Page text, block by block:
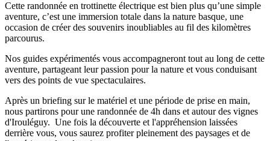
Cette randonnée en trottinette électrique est bien plus qu’une simple
aventure, c’est une immersion totale dans la nature basque, une
occasion de créer des souvenirs inoubliables au fil des kilomètres
parcourus.
Nos guides expérimentés vous accompagneront tout au long de cette
aventure, partageant leur passion pour la nature et vous conduisant
vers des points de vue spectaculaires.
Après un briefing sur le matériel et une période de prise en main,
nous partirons pour une randonnée de 4h dans et autour des vignes
d'Irouléguy. Une fois la découverte et l'appréhension laissées
derrière vous, vous saurez profiter pleinement des paysages et de